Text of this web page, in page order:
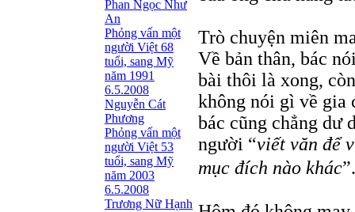
Phan Ngọc Như
An
Phỏng vấn một
người Việt 68
tuổi, sang Mỹ
năm 1991
6.5.2008
Nguyễn Cát
Phương
Phỏng vấn một
người Việt 53
tuổi, sang Mỹ
năm 2003
6.5.2008
Trương Nữ Hạnh
Trò chuyện miên
Về bản thân, bác
bài thôi là xong,
không nói gì về gia
bác cũng chẳng dư
người “viết văn để
mục đích nào khác